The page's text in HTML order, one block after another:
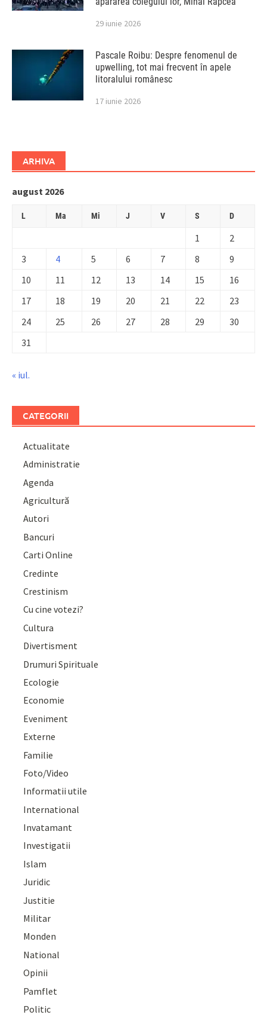
29 iunie 2026
Pascale Roibu: Despre fenomenul de
upwelling, tot mai frecvent în apele
litoralului românesc
17 iunie 2026
ARHIVA
august 2026
L Ma Mi J V S D
1
2
3
4 5 6 7 8
9
10
11 12 13 14 15
16
17
18 19 20 21 22
23
24
25 26 27 28 29
30
31
« iul.
CATEGORII
Actualitate
Administratie
Agenda
Agricultură
Autori
Bancuri
Carti Online
Credinte
Crestinism
Cu cine votezi?
Cultura
Divertisment
Drumuri Spirituale
Ecologie
Economie
Eveniment
Externe
Familie
Foto/Video
Informatii utile
International
Invatamant
Investigatii
Islam
Juridic
Justitie
Militar
Monden
National
Opinii
Pamflet
Politic